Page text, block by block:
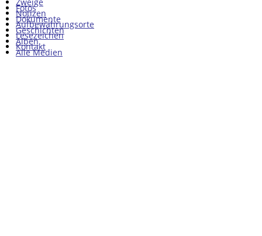
Fotos
Dokumente
Geschichten
Alben
Alle Medien
Notizen
Aufbewahrungsorte
Lesezeichen
Kontakt